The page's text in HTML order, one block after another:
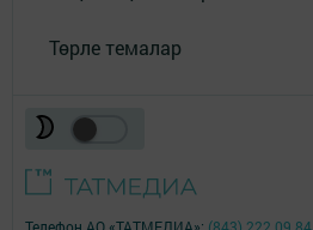
Төрле темалар